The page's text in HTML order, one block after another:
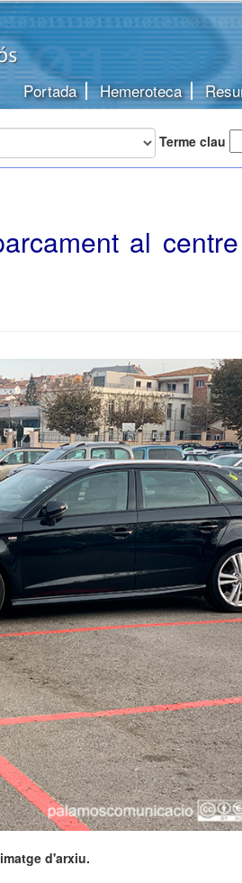
Portada Hemeroteca
Terme clau
al
d'arxiu.